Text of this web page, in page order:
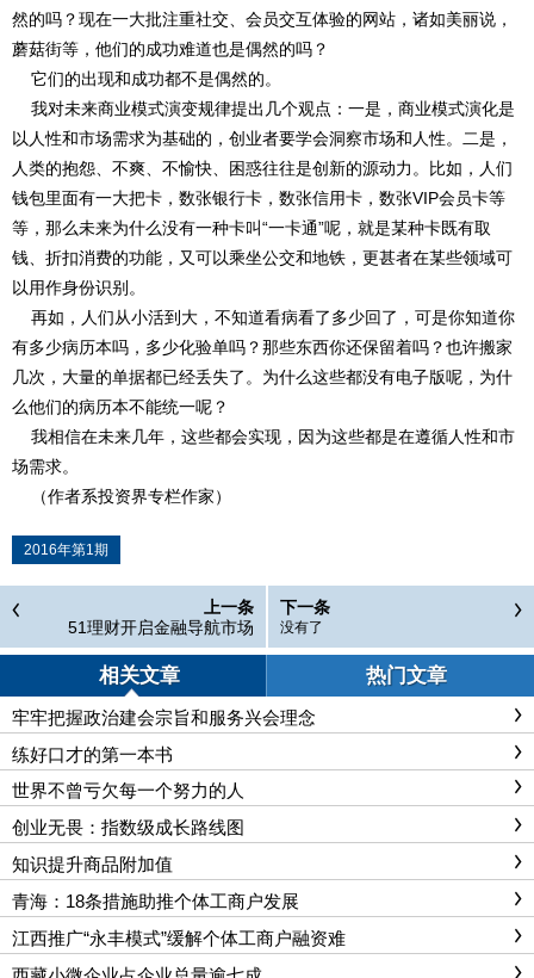
然的吗？现在一大批注重社交、会员交互体验的网站，诸如美丽说，
蘑菇街等，他们的成功难道也是偶然的吗？
它们的出现和成功都不是偶然的。
我对未来商业模式演变规律提出几个观点：一是，商业模式演化是
以人性和市场需求为基础的，创业者要学会洞察市场和人性。二是，
人类的抱怨、不爽、不愉快、困惑往往是创新的源动力。比如，人们
钱包里面有一大把卡，数张银行卡，数张信用卡，数张VIP会员卡等
等，那么未来为什么没有一种卡叫“一卡通”呢，就是某种卡既有取
钱、折扣消费的功能，又可以乘坐公交和地铁，更甚者在某些领域可
以用作身份识别。
再如，人们从小活到大，不知道看病看了多少回了，可是你知道你
有多少病历本吗，多少化验单吗？那些东西你还保留着吗？也许搬家
几次，大量的单据都已经丢失了。为什么这些都没有电子版呢，为什
么他们的病历本不能统一呢？
我相信在未来几年，这些都会实现，因为这些都是在遵循人性和市
场需求。
（作者系投资界专栏作家）
2016年第1期
上一条
51理财开启金融导航市场
下一条
没有了
相关文章 热门文章
牢牢把握政治建会宗旨和服务兴会理念
练好口才的第一本书
世界不曾亏欠每一个努力的人
创业无畏：指数级成长路线图
知识提升商品附加值
青海：18条措施助推个体工商户发展
江西推广“永丰模式”缓解个体工商户融资难